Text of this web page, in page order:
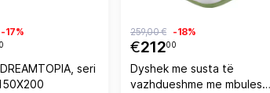
-17%
seri
€21200
259,00 € -18%
Dyshek me susta të
vazhdueshme me mbulesë